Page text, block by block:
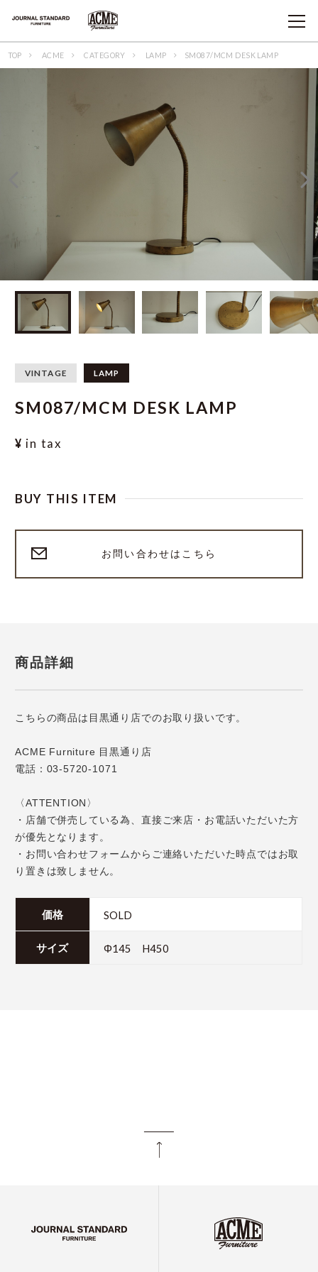
TOP ACME CATEGORY LAMP SM087/MCM DESK LAMP
VINTAGE LAMP
SM087/MCM DESK LAMP
¥ in tax
BUY THIS ITEM
お問い合わせはこちら
商品詳細
こちらの商品は目黒通り店でのお取り扱いです。
ACME Furniture 目黒通り店
電話：03-5720-1071
〈ATTENTION〉
・店舗で併売している為、直接ご来店・お電話いただいた方
が優先となります。
・お問い合わせフォームからご連絡いただいた時点ではお取
り置きは致しません。
価格 SOLD
サイズ Φ145 H450